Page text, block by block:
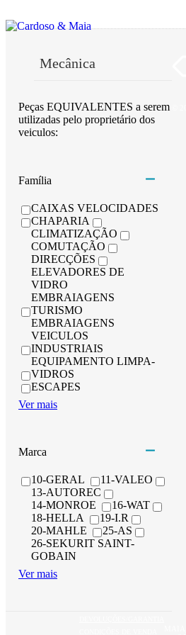
Mecânica
Peças EQUIVALENTES a serem
utilizadas pelo proprietário dos
veiculos:
Família
CAIXAS VELOCIDADES
CHAPARIA
CLIMATIZAÇÃO
COMUTAÇÃO
DIRECÇÕES
ELEVADORES DE
VIDRO
EMBRAIAGENS
TURISMO
EMBRAIAGENS
VEICULOS
INDUSTRIAIS
EQUIPAMENTO LIMPA-
VIDROS
ESCAPES
Ver mais
Marca
10-GERAL
11-VALEO
13-AUTOREC
14-MONROE
16-WAT
18-HELLA
19-I.R
20-MAHLE
25-AS
26-SEKURIT SAINT-
GOBAIN
Ver mais